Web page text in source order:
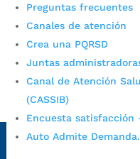
Preguntas frecuentes
Canales de atención
Crea una PQRSD
Juntas
Canal de Atención
(CASSIB)
Encuesta satisfacción
Auto Admite Demanda.
@AlcaldíaBGA
PrensaBucaramanga
Autorización de